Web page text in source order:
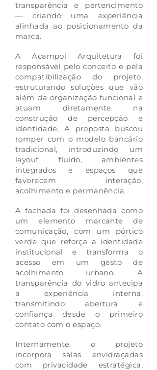
transparência e pertencimento
— criando uma experiência
alinhada ao posicionamento da
marca.
A Acampoi Arquitetura foi
responsável pelo conceito e pela
compatibilização do projeto,
estruturando soluções que vão
além da organização funcional e
atuam diretamente na
construção de percepção e
identidade. A proposta buscou
romper com o modelo bancário
tradicional, introduzindo um
layout fluido, ambientes
integrados e espaços que
favorecem interação,
acolhimento e permanência.
A fachada foi desenhada como
um elemento marcante de
comunicação, com um pórtico
verde que reforça a identidade
institucional e transforma o
acesso em um gesto de
acolhimento urbano. A
transparência do vidro antecipa
a experiência interna,
transmitindo abertura e
confiança desde o primeiro
contato com o espaço.
Internamente, o projeto
incorpora salas envidraçadas
com privacidade estratégica,